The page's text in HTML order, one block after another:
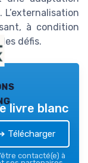
à condition
défis.
livre blanc
Télécharger
contacté(e) à